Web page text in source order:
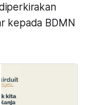
kepada BDMN